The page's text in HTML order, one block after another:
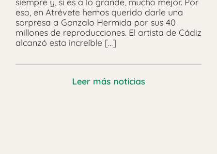
eso, en Atrévete hemos querido darle una
sorpresa a Gonzalo Hermida por sus 40
millones de reproducciones. El artista de Cádiz
alcanzó esta increíble […]
Leer más noticias